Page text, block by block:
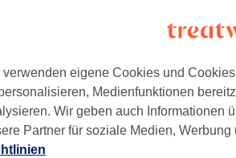
Nähe von Rathaus, Stuttgart
931 Bewertungen
verwenden eigene Cookies und
Medienfunktionen
Wir geben auch Informationen
Partner für soziale Medien, Werbung